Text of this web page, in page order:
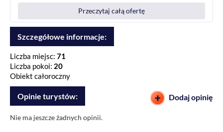
Przeczytaj całą ofertę
Szczegółowe informacje:
Liczba miejsc: 71
Liczba pokoi: 20
Obiekt całoroczny
Opinie turystów: Dodaj opinię
Nie ma jeszcze żadnych opinii.